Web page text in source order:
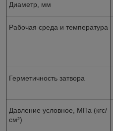
Диаметр, мм
Рабочая среда и температура
Герметичность затвора
Давление условное, МПа (кгс/
см²)